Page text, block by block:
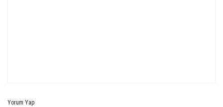
Yorum Yap